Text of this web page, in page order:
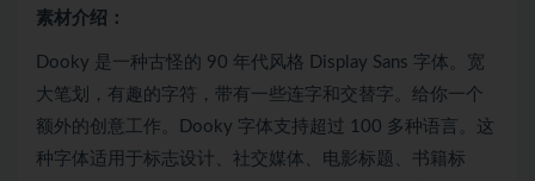
素材介绍：
Dooky 是一种古怪的 90 年代风格 Display Sans 字体。宽
大笔划，有趣的字符，带有一些连字和交替字。给你一个
额外的创意工作。Dooky 字体支持超过 100 多种语言。这
种字体适用于标志设计、社交媒体、电影标题、书籍标